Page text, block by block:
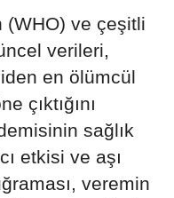
(WHO) ve çeşitli
verileri,
en ölümcül
çıktığını
sağlık
etkisi ve aşı
veremin